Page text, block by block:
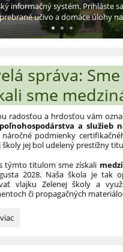
informačný systém. Prihláste
učivo a domáce úlohy
správa:
sme
radosťou a hrdosťou vám
a služieb
podmienky
školy jej bol udelený prestížny
týmto titulom sme získali
2028. Naša škola je tak
vlajku Zelenej školy a
či propagačných